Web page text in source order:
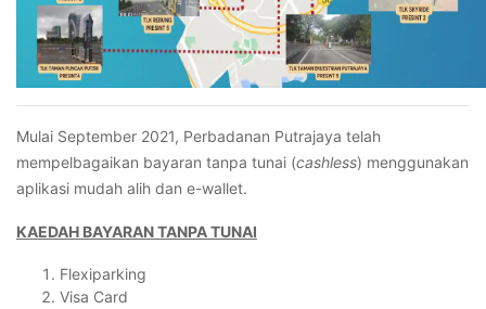
Mulai September 2021, Perbadanan Putrajaya telah
mempelbagaikan bayaran tanpa tunai (cashless) menggunakan
aplikasi mudah alih dan e-wallet.
KAEDAH BAYARAN TANPA TUNAI
Flexiparking
Visa Card